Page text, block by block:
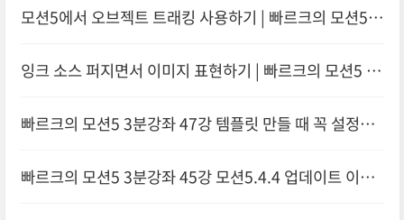
모션5에서 오브젝트 트래킹 사용하기 | 빠르크의 모션5 3
잉크 소스 퍼지면서 이미지 표현하기 | 빠르크의 모션5 3
빠르크의 모션5 3분강좌 47강 템플릿 만들 때 꼭 설정해
관없이 일정한 속도 유지하기
빠르크의 모션5 3분강좌 45강 모션5.4.4 업데이트 이후